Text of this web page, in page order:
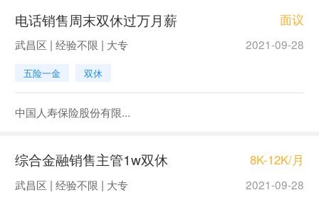
电话销售周末双休过万月薪 面议
武昌区 | 经验不限 | 大专 2021-09-28
五险一金 双休
中国人寿保险股份有限...
综合金融销售主管1w双休 8K-12K/月
武昌区 | 经验不限 | 大专 2021-09-28